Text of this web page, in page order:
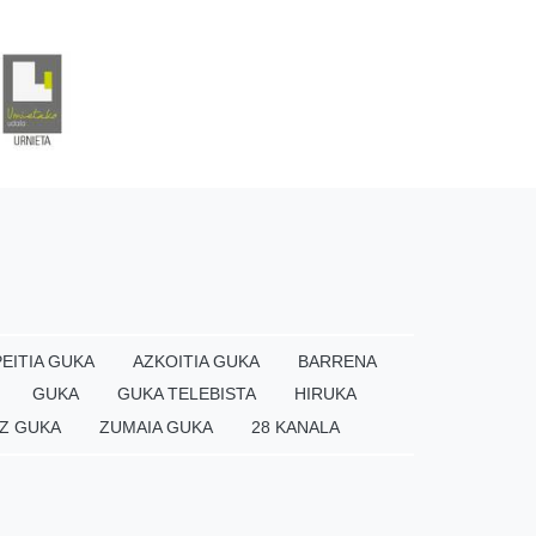
GUKA AZKOITIA GUKA
BARRENA
GUKA GUKA TELEBISTA
HIRUKA
GUKA ZUMAIA GUKA 28 KANALA